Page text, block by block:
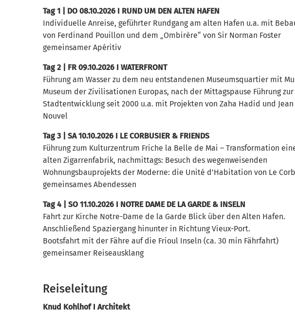
Tag 1 | DO 08.10.2026 I RUND UM DEN ALTEN HAFEN
Individuelle Anreise, geführter Rundgang am alten Hafen u.a. mit
von Ferdinand Pouillon und dem „Ombirère“ von Sir Norman Foster
gemeinsamer Apéritiv
Tag 2 | FR 09.10.2026 I WATERFRONT
Führung am Wasser zu dem neu entstandenen Museumsquartier mit
Museum der Zivilisationen Europas, nach der Mittagspause Führung zur
Stadtentwicklung seit 2000 u.a. mit Projekten von Zaha Hadid und Jean
Nouvel
Tag 3 | SA 10.10.2026 I LE CORBUSIER & FRIENDS
Führung zum Kulturzentrum Friche la Belle de Mai – Transformation
alten Zigarrenfabrik, nachmittags: Besuch des wegenweisenden
Wohnungsbauprojekts der Moderne: die Unité d’Habitation von Le
gemeinsames Abendessen
Tag 4 | SO 11.10.2026 I NOTRE DAME DE LA GARDE & INSELN
Fahrt zur Kirche Notre-Dame de la Garde Blick über den Alten Hafen.
Anschließend Spaziergang hinunter in Richtung Vieux-Port.
Bootsfahrt mit der Fähre auf die Frioul Inseln (ca. 30 min Fährfahrt)
gemeinsamer Reiseausklang
Reiseleitung
Knud Kohlhof I Architekt